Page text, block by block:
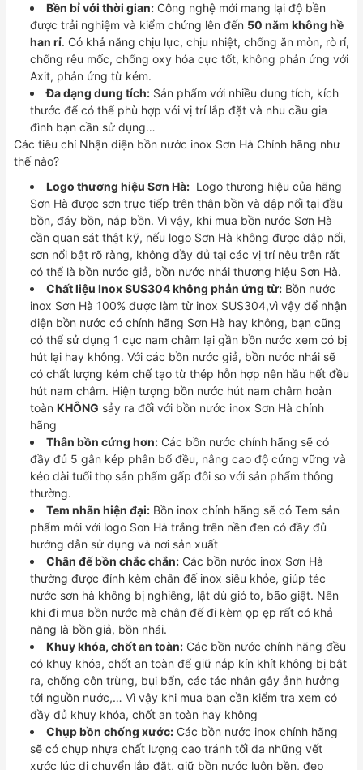
Bền bỉ với thời gian: Công nghệ mới mang lại độ bền
được trải nghiệm và kiểm chứng lên đến 50 năm không hề
han rỉ. Có khả năng chịu lực, chịu nhiệt, chống ăn mòn, rò rỉ,
chống rêu mốc, chống oxy hóa cực tốt, không phản ứng với
Axit, phản ứng từ kém.
Đa dạng dung tích: Sản phẩm với nhiều dung tích, kích
thước để có thể phù hợp với vị trí lắp đặt và nhu cầu gia
đình bạn cần sử dụng…
Các tiêu chí Nhận diện bồn nước inox Sơn Hà Chính hãng như
thế nào?
Logo thương hiệu Sơn Hà: Logo thương hiệu của hãng
Sơn Hà được sơn trực tiếp trên thân bồn và dập nổi tại đầu
bồn, đáy bồn, nắp bồn. Vì vậy, khi mua bồn nước Sơn Hà
cần quan sát thật kỹ, nếu logo Sơn Hà không được dập nổi,
sơn nổi bật rõ ràng, không đầy đủ tại các vị trí nêu trên rất
có thể là bồn nước giả, bồn nước nhái thương hiệu Sơn Hà.
Chất liệu Inox SUS304 không phản ứng từ: Bồn nước
inox Sơn Hà 100% được làm từ inox SUS304,vì vậy để nhận
diện bồn nước có chính hãng Sơn Hà hay không, bạn cũng
có thể sử dụng 1 cục nam châm lại gần bồn nước xem có bị
hút lại hay không. Với các bồn nước giả, bồn nước nhái sẽ
có chất lượng kém chế tạo từ thép hỗn hợp nên hầu hết đều
hút nam châm. Hiện tượng bồn nước hút nam châm hoàn
toàn KHÔNG sảy ra đối với bồn nước inox Sơn Hà chính
hãng
Thân bồn cứng hơn: Các bồn nước chính hãng sẽ có
đầy đủ 5 gân kép phân bổ đều, nâng cao độ cứng vững và
kéo dài tuổi thọ sản phẩm gấp đôi so với sản phẩm thông
thường.
Tem nhãn hiện đại: Bồn inox chính hãng sẽ có Tem sản
phẩm mới với logo Sơn Hà trắng trên nền đen có đầy đủ
hướng dẫn sử dụng và nơi sản xuất
Chân đế bồn chắc chắn: Các bồn nước inox Sơn Hà
thường được đính kèm chân đế inox siêu khỏe, giúp téc
nước sơn hà không bị nghiêng, lật dù gió to, bão giật. Nên
khi đi mua bồn nước mà chân đế đi kèm ọp ẹp rất có khả
năng là bồn giả, bồn nhái.
Khuy khóa, chốt an toàn: Các bồn nước chính hãng đều
có khuy khóa, chốt an toàn để giữ nắp kín khít không bị bật
ra, chống côn trùng, bụi bẩn, các tác nhân gây ảnh hưởng
tới nguồn nước,… Vì vậy khi mua bạn cần kiểm tra xem có
đầy đủ khuy khóa, chốt an toàn hay không
Chụp bồn chống xước: Các bồn nước inox chính hãng
sẽ có chụp nhựa chất lượng cao tránh tối đa những vết
xước lúc di chuyển lắp đặt, giữ bồn nước luôn bền, đẹp